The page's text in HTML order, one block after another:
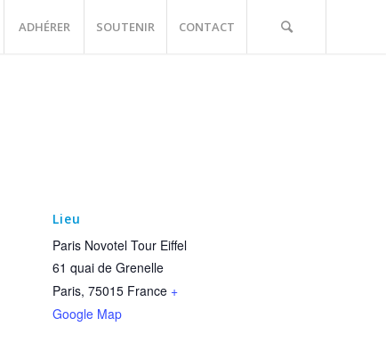
ADHÉRER SOUTENIR CONTACT
Lieu
Paris Novotel Tour Eiffel
61 quai de Grenelle
Paris, 75015 France +
Google Map